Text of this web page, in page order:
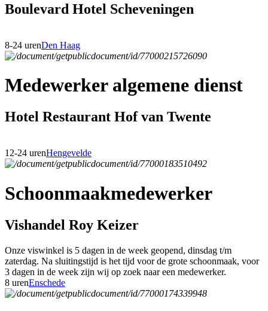
Boulevard Hotel Scheveningen
8-24 urenDen Haag
Medewerker algemene dienst
Hotel Restaurant Hof van Twente
12-24 urenHengevelde
Schoonmaakmedewerker
Vishandel Roy Keizer
Onze viswinkel is 5 dagen in de week geopend, dinsdag t/m
zaterdag. Na sluitingstijd is het tijd voor de grote schoonmaak, voor
3 dagen in de week zijn wij op zoek naar een medewerker.
8 urenEnschede